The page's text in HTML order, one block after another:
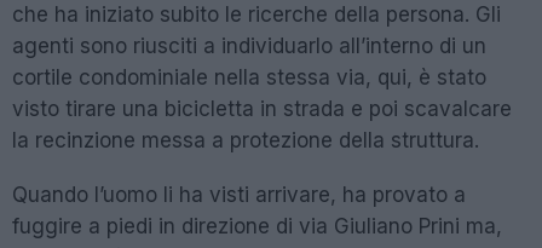
che ha iniziato subito le ricerche della persona. Gli
agenti sono riusciti a individuarlo all’interno di un
cortile condominiale nella stessa via, qui, è stato
visto tirare una bicicletta in strada e poi scavalcare
la recinzione messa a protezione della struttura.
Quando l’uomo li ha visti arrivare, ha provato a
fuggire a piedi in direzione di via Giuliano Prini ma,